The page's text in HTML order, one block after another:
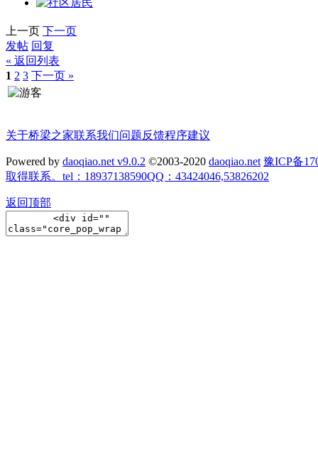
上一页 下一页
发帖 回复
« 返回列表
1 2 3 下一页 »
关于桥梁之家联系我们问题反馈程序建议
Powered by daoqiao.net v9.0.2 ©2003-2020 daoqiao.net 豫ICP备
取得联系。tel：18937138590QQ：43424046,53826202
返回顶部